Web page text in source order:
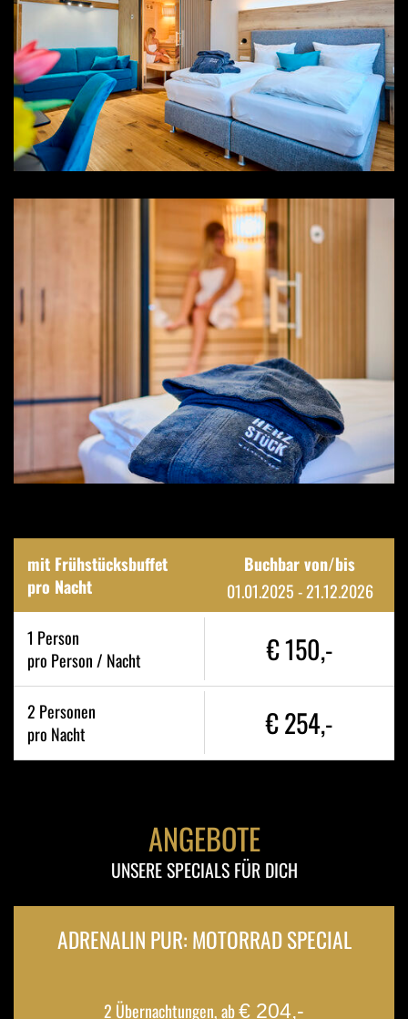
mit Frühstücksbuffet
pro Nacht
Buchbar von/bis
01.01.2025 - 21.12.2026
1 Person
pro Person / Nacht
€ 150,-
2 Personen
pro Nacht
€ 254,-
ANGEBOTE
UNSERE SPECIALS FÜR DICH
ADRENALIN PUR: MOTORRAD SPECIAL
2 Übernachtungen ab€ 204,-